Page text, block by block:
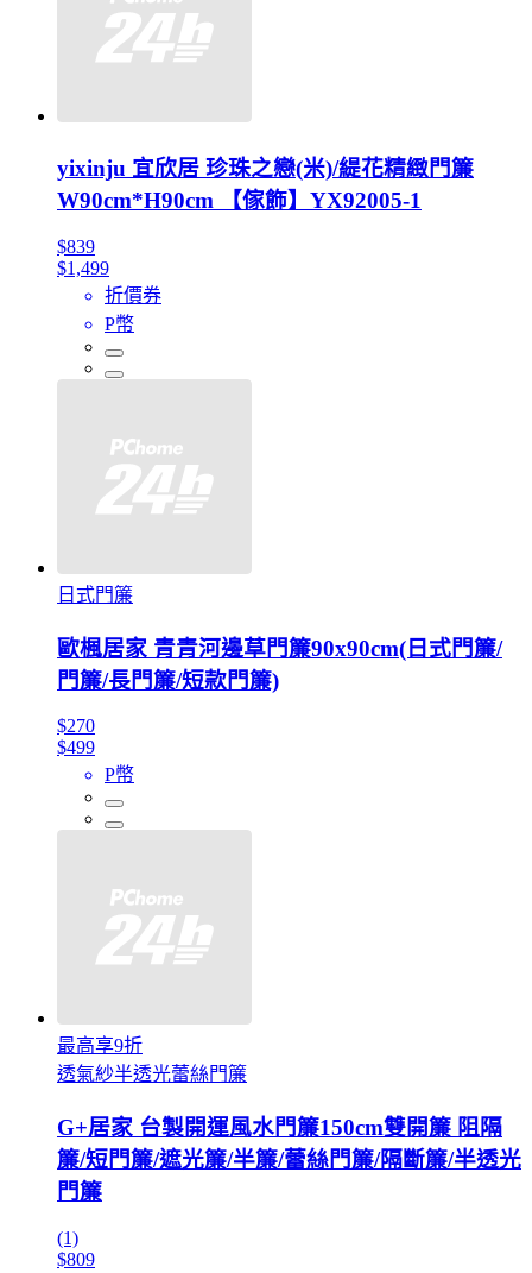
yixinju 宜欣居 珍珠之戀(米)/緹花精緻門簾
W90cm*H90cm 【傢飾】YX92005-1
$839
$1,499
折價券
P幣
日式門簾
歐楓居家 青青河邊草門簾90x90cm(日式門簾/
門簾/長門簾/短款門簾)
$270
$499
P幣
最高享9折
透氣紗半透光蕾絲門簾
G+居家 台製開運風水門簾150cm雙開簾 阻隔
簾/短門簾/遮光簾/半簾/蕾絲門簾/隔斷簾/半透光
門簾
(1)
$809